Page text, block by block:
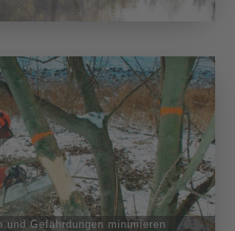
und Gefährdungen minimieren